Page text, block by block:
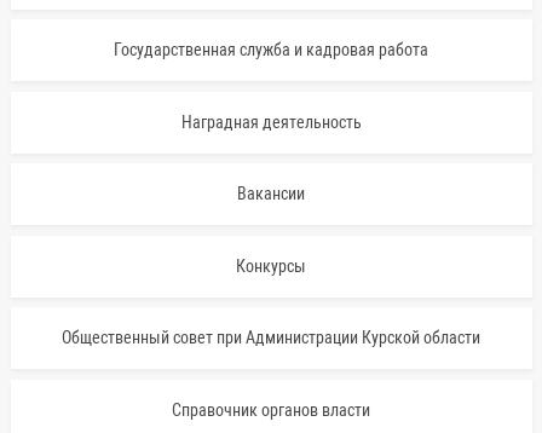
Государственная служба и кадровая работа
Наградная деятельность
Вакансии
Конкурсы
Общественный совет при Администрации Курской области
Справочник органов власти